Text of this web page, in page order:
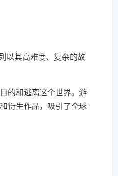
以其高难度、复杂的故
的和逃离这个世界。游
衍生作品，吸引了全球